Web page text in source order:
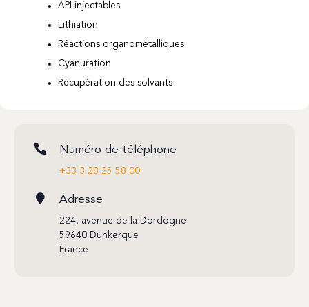
API injectables
Lithiation
Réactions organométalliques
Cyanuration
Récupération des solvants
Numéro de téléphone
+33 3 28 25 58 00
Adresse
224, avenue de la Dordogne
59640 Dunkerque
France